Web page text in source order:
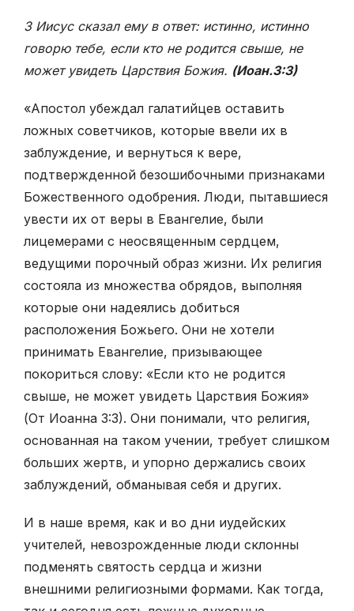
3 Иисус сказал ему в ответ: истинно, истинно
говорю тебе, если кто не родится свыше, не
может увидеть Царствия Божия. (Иоан.3:3)
«Апостол убеждал галатийцев оставить
ложных советчиков, которые ввели их в
заблуждение, и вернуться к вере,
подтвержденной безошибочными признаками
Божественного одобрения. Люди, пытавшиеся
увести их от веры в Евангелие, были
лицемерами с неосвященным сердцем,
ведущими порочный образ жизни. Их религия
состояла из множества обрядов, выполняя
которые они надеялись добиться
расположения Божьего. Они не хотели
принимать Евангелие, призывающее
покориться слову: «Если кто не родится
свыше, не может увидеть Царствия Божия»
(От Иоанна 3:3). Они понимали, что религия,
основанная на таком учении, требует слишком
больших жертв, и упорно держались своих
заблуждений, обманывая себя и других.
И в наше время, как и во дни иудейских
учителей, невозрожденные люди склонны
подменять святость сердца и жизни
внешними религиозными формами. Как тогда,